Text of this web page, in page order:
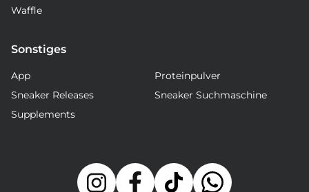
Waffle
Sonstiges
App
Proteinpulver
Sneaker Releases
Sneaker Suchmaschine
Supplements